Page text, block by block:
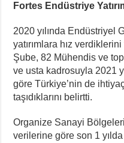
Fortes Endüstriye
2020 yılında Endüstriyel
yatırımlara hız
Şube, 82 Mühendis ve
ve usta kadrosuyla 2021
göre Türkiye’nin de
taşıdıklarını belirtti.
Organize Sanayi
verilerine göre son 1